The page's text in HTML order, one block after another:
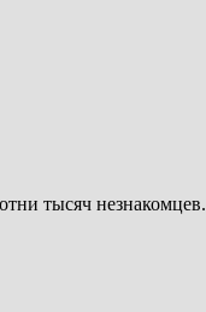
тысяч незнакомцев.